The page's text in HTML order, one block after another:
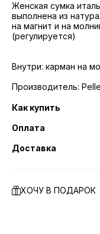
Женская сумка
выполнена из
на магнит и на
(регулируется)
Внутри: карман на
Производитель:
Как купить
Оплата
Доставка
ХОЧУ В ПОДАРОК